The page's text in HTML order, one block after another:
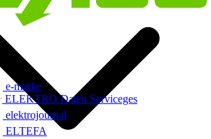
e-marke
ELEKTRO Daten Serviceges
elektrojournal
ELTEFA